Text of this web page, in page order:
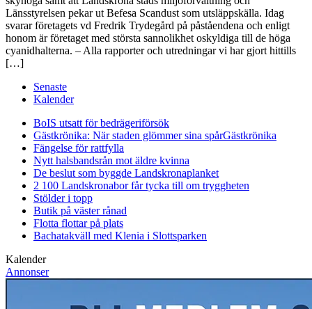
Länsstyrelsen pekar ut Befesa Scandust som utsläppskälla. Idag
svarar företagets vd Fredrik Trydegård på påståendena och enligt
honom är företaget med största sannolikhet oskyldiga till de höga
cyanidhalterna. – Alla rapporter och utredningar vi har gjort hittills
[…]
Senaste
Kalender
BoIS utsatt för bedrägeriförsök
Gästkrönika: När staden glömmer sina spårGästkrönika
Fängelse för rattfylla
Nytt halsbandsrån mot äldre kvinna
De beslut som byggde Landskronaplanket
2 100 Landskronabor får tycka till om tryggheten
Stölder i topp
Butik på väster rånad
Flotta flottar på plats
Bachatakväll med Klenia i Slottsparken
Kalender
Annonser